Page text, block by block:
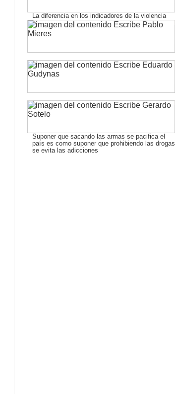
La diferencia en los indicadores de la violencia
entre los barrios de la costa y del norte y el oeste
de Montevideo corresponden prácticamente a dos
países diferentes.
Suponer que sacando las armas se pacifica el
país es como suponer que prohibiendo las drogas
se evita las adicciones